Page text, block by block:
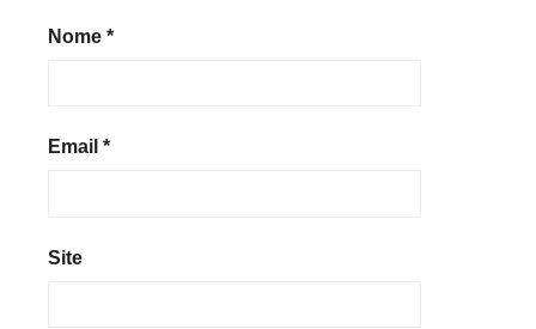
Nome *
Email *
Site